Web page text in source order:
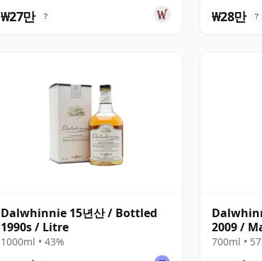
₩27만 ? ₩28만 ?
Dalwhinnie 15년산 / Bottled
1990s / Litre
1000ml • 43%
2009 /
700ml •